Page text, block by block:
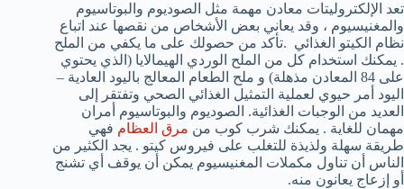
تعد الإلكتروليتات معادن مهمة مثل الصوديوم والبوتاسيوم
والمغنيسيوم ، وقد يعاني بعض الأشخاص من نقصها عند اتباع
نظام الكيتو الغذائي .تأكد من حصولك على ما يكفي من الملح
. يمكنك استخدام كل من الملح الوردي الهيمالايا (الذي يحتوي
على 84 المعادن مذهلة) و ملح الطعام المعالج باليود العادية –
اليود أمر حيوي لعملية التمثيل الغذائي الصحي وتفتقر إلى
العديد من الوجبات الغذائية. الصوديوم والبوتاسيوم أمران
مهمان للغاية . يمكنك شرب كوب من مرق العظام فهي
طريقة سهلة ولذيذة للتغلب على فيروس كيتو . يجد الكثير من
الناس أن تناول مكملات المغنيسيوم يمكن أن يوقف أي تشنج
أو إزعاج يعانون منه.